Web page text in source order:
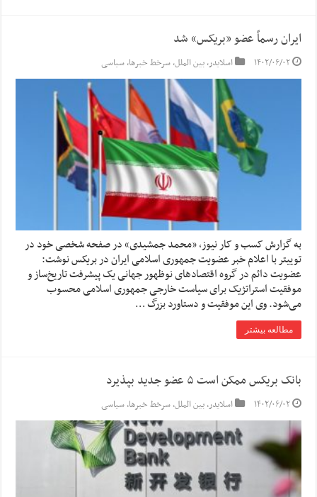
ایران رسماً عضو «بریکس» شد
۱۴۰۲/۰۶/۰۲ اسلایدر,بین الملل,سرخط خبرها,سیاسی
به گزارش کسب و کار نیوز، «محمد جمشیدی» در صفحه شخصی خود در
توییتر با اعلام خبر عضویت جمهوری اسلامی ایران در بریکس نوشت:
عضویت دائم در گروه اقتصادهای نوظهور جهانی یک پیشرفت تاریخ‌ساز و
موفقیت استراتژیک برای سیاست خارجی جمهوری اسلامی محسوب
می‌شود. وی این موفقیت و دستاورد بزرگ …
مطالعه بیشتر
بانک بریکس ممکن است ۵ عضو جدید بپذیرد
۱۴۰۲/۰۶/۰۲ اسلایدر,بین الملل,سرخط خبرها,سیاسی